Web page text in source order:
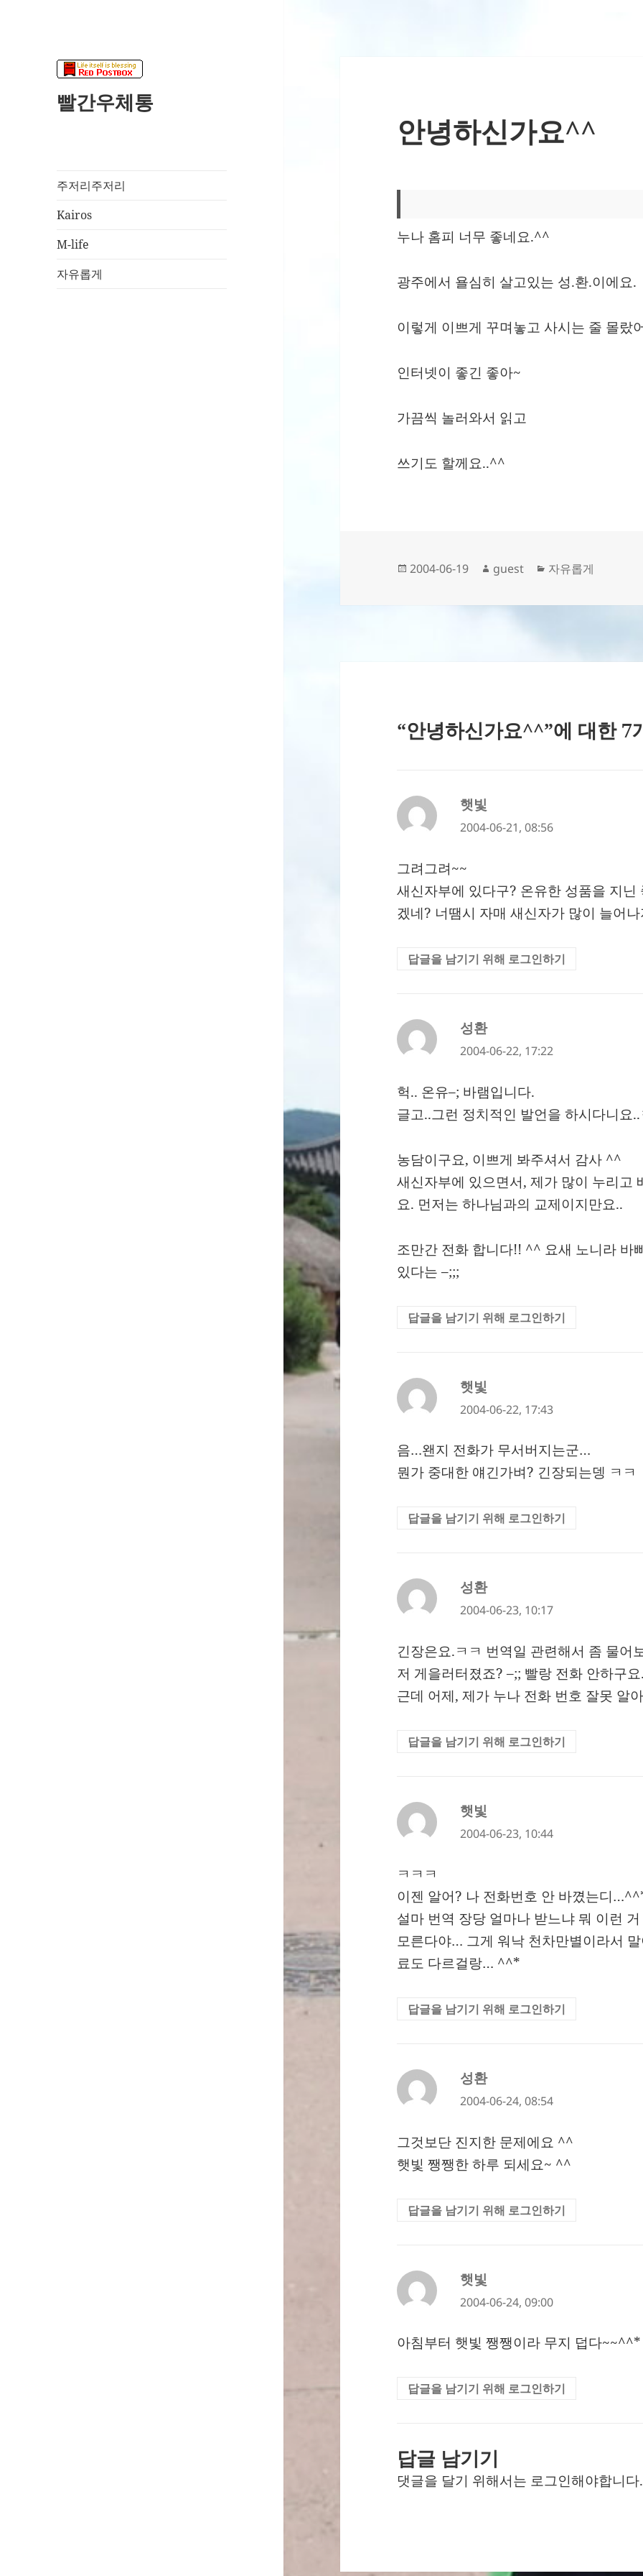
빨간우체통
주저리주저리
Kairos
M-life
자유롭게
안녕하신가요^^
누나 홈피 너무 좋네요.^^
광주에서 욜심히 살고있는 성.환.이에요.
이렇게 이쁘게 꾸며놓고 사시는 줄 몰랐
인터넷이 좋긴 좋아~
가끔씩 놀러와서 읽고
쓰기도 할께요..^^
작
2004-06-19
글
이
guest
카
고
자유롭게
“안녕하신가요^^”에 대한 7
햇빛
글:
2004-06-21, 08:56
그려그려~~
새신자부에 있다구? 온유한 성품을 지
겠네? 너땜시 자매 새신자가 많이 늘어
답글을 남기기 위해 로그인하기
성환댓
글:
2004-06-22, 17:22
헉.. 온유–; 바램입니다.
글고..그런 정치적인 발언을 하시다니요
농담이구요, 이쁘게 봐주셔서 감사 ^^
새신자부에 있으면서, 제가 많이 누리고
요. 먼저는 하나님과의 교제이지만요..
조만간 전화 합니다!! ^^ 요새 노니라 바
있다는 –;;;
답글을 남기기 위해 로그인하기
햇빛
글:
2004-06-22, 17:43
음…왠지 전화가 무서버지는군…
뭔가 중대한 얘긴가벼? 긴장되는뎅 ㅋㅋ
답글을 남기기 위해 로그인하기
성환댓
글:
2004-06-23, 10:17
긴장은요.ㅋㅋ 번역일 관련해서 좀 물어
저 게을러터졌죠? –;; 빨랑 전화 안하구
근데 어제, 제가 누나 전화 번호 잘못 알
답글을 남기기 위해 로그인하기
햇빛
글:
2004-06-23, 10:44
ㅋㅋㅋ
이젠 알어? 나 전화번호 안 바꼈는디
설마 번역 장당 얼마나 받느냐 뭐 이런
모른다야… 그게 워낙 천차만별이라서
료도 다르걸랑… ^^*
답글을 남기기 위해 로그인하기
성환댓
글:
2004-06-24, 08:54
그것보단 진지한 문제에요 ^^
햇빛 쨍쨍한 하루 되세요~ ^^
답글을 남기기 위해 로그인하기
햇빛
글:
2004-06-24, 09:00
아침부터 햇빛 쨍쨍이라 무지 덥다~~^^*
답글을 남기기 위해 로그인하기
답글 남기기
댓글을 달기 위해서는 로그인해야합니다.